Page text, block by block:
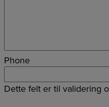
Phone
Dette felt er til validering